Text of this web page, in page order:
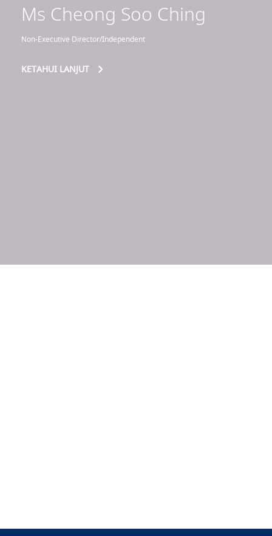
Ms Cheong Soo Ching
Non-Executive Director/Independent
KETAHUI LANJUT